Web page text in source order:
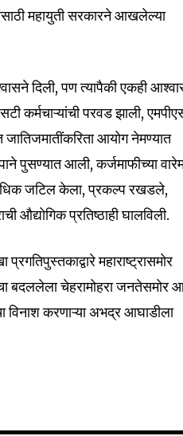
महायुती सरकारने आखलेल्या
दिली, पण त्यापैकी एकही
कर्मचाऱ्यांची परवड झाली,
जातिजमातींकरिता आयोग नेमण्यात
पुसण्यात आली, कर्जमाफीच्या
जटिल केला, प्रकल्प रखडले,
औद्योगिक प्रतिष्ठाही घालविली.
महाराष्ट्रासमोर
बदललेला चेहरामोहरा जनतेसमोर
विनाश करणाऱ्या अभद्र आघाडीला